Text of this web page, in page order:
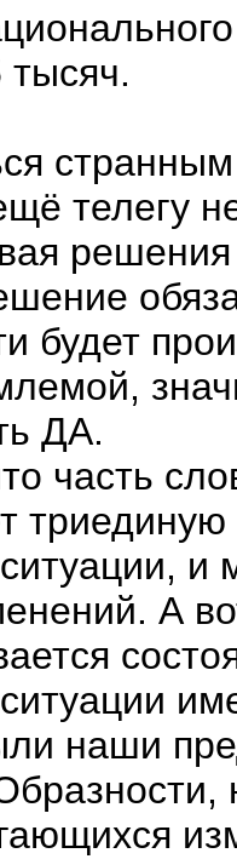
тысяч.
телегу
будет
ДА.
часть
и
А
наши